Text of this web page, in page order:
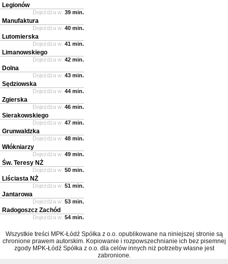
Legionów
Dojeżdża w: 39 min.
Manufaktura
Dojeżdża w: 40 min.
Lutomierska
Dojeżdża w: 41 min.
Limanowskiego
Dojeżdża w: 42 min.
Dolna
Dojeżdża w: 43 min.
Sędziowska
Dojeżdża w: 44 min.
Zgierska
Dojeżdża w: 46 min.
Sierakowskiego
Dojeżdża w: 47 min.
Grunwaldzka
Dojeżdża w: 48 min.
Włókniarzy
Dojeżdża w: 49 min.
Św. Teresy NŻ
Dojeżdża w: 50 min.
Liściasta NŻ
Dojeżdża w: 51 min.
Jantarowa
Dojeżdża w: 53 min.
Radogoszcz Zachód
Dojeżdża w: 54 min.
Wszystkie treści MPK-Łódź Spółka z o.o. opublikowane na niniejszej stronie są
chronione prawem autorskim. Kopiowanie i rozpowszechnianie ich bez pisemnej
zgody MPK-Łódź Spółka z o.o. dla celów innych niż potrzeby własne jest
zabronione.